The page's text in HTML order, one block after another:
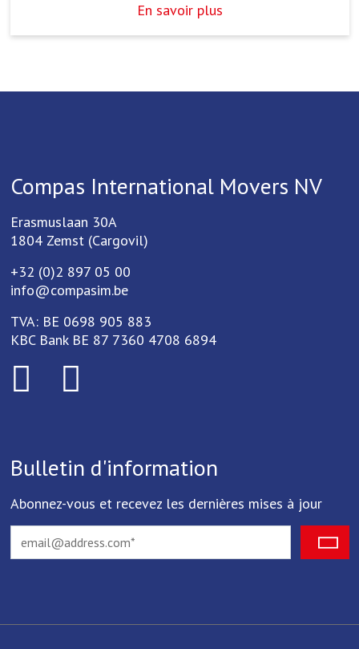
En savoir plus
Compas International Movers NV
Erasmuslaan 30A
1804 Zemst (Cargovil)
+32 (0)2 897 05 00
info@compasim.be
TVA: BE 0698 905 883
KBC Bank BE 87 7360 4708 6894
Bulletin d'information
Abonnez-vous et recevez les dernières mises à jour